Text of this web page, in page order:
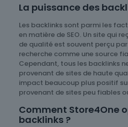
La puissance des
Les backlinks sont parmi les
en matière de SEO. Un site qui
de qualité est souvent perçu
recherche comme une source
Cependant, tous les backlinks
provenant de sites de haute
impact beaucoup plus positif
provenant de sites peu fiables
Comment Store4One
backlinks ?